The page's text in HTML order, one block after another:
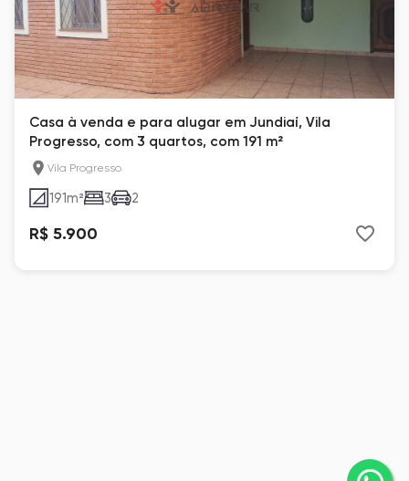
Casa à venda e para alugar em Jundiaí, Vila
Progresso, com 3 quartos, com 191 m²
Vila Progresso
191m² 3 2
R$ 5.900